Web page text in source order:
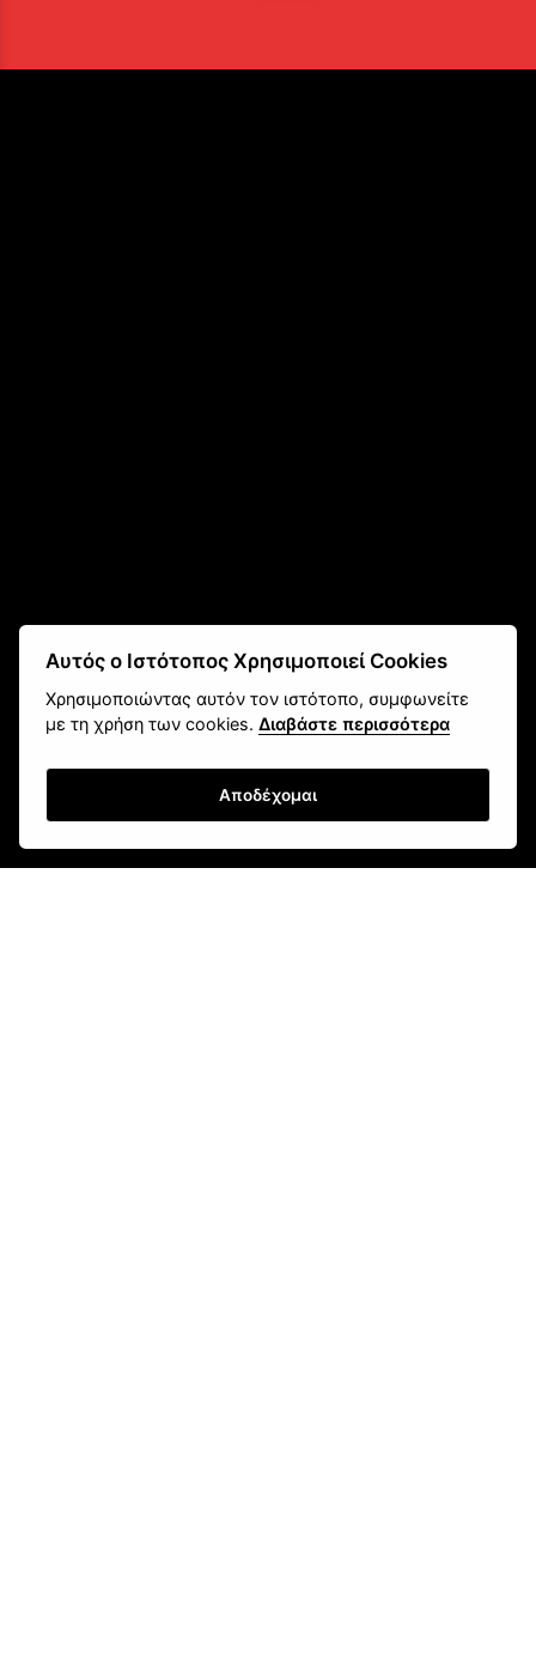
fokas.shop@gmail.com
2610 451 031
Πανεπιστημίου 107, Ζαβλάνι, Πάτρα
Μάθετε για εμάς
Επικοινωνία
Newsletter
Αυτός ο Ιστότοπος Χρησιμοποιεί Cookies
Χρησιμοποιώντας αυτόν τον ιστότοπο, συμφωνείτε
με τη χρήση των cookies.Διαβάστε περισσότερα
Αποδέχομαι